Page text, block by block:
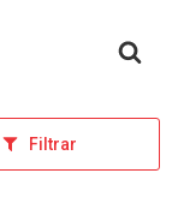
Filtrar